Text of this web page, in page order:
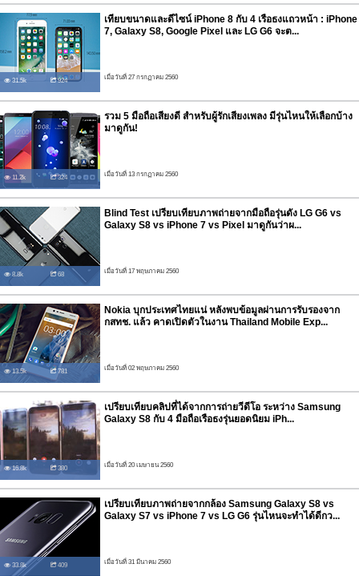
31.5k 924
เทียบขนาดและดีไซน์ iPhone 8 กับ 4 เรือธงแถวหน้า : iPhone
7, Galaxy S8, Google Pixel และ LG G6 จะต...
เมื่อวันที่ 27 กรกฏาคม 2560
11.2k 324
รวม 5 มือถือเสียงดี สำหรับผู้รักเสียงเพลง มีรุ่นไหนให้เลือกบ้าง
มาดูกัน!
เมื่อวันที่ 13 กรกฏาคม 2560
8.8k 68
Blind Test เปรียบเทียบภาพถ่ายจากมือถือรุ่นดัง LG G6 vs
Galaxy S8 vs iPhone 7 vs Pixel มาดูกันว่าผ...
เมื่อวันที่ 17 พฤษภาคม 2560
13.5k 781
Nokia บุกประเทศไทยแน่ หลังพบข้อมูลผ่านการรับรองจาก
กสทช. แล้ว คาดเปิดตัวในงาน Thailand Mobile Exp...
เมื่อวันที่ 02 พฤษภาคม 2560
16.8k 380
เปรียบเทียบคลิปที่ได้จากการถ่ายวีดีโอ ระหว่าง Samsung
Galaxy S8 กับ 4 มือถือเรือธงรุ่นยอดนิยม iPh...
เมื่อวันที่ 20 เมษายน 2560
33.8k 409
เปรียบเทียบภาพถ่ายจากกล้อง Samsung Galaxy S8 vs
Galaxy S7 vs iPhone 7 vs LG G6 รุ่นไหนจะทำได้ดีกว...
เมื่อวันที่ 31 มีนาคม 2560